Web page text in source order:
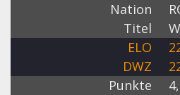
Nation
Titel
ELO
DWZ
Punkte